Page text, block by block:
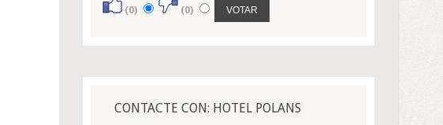
(0) (0)
CONTACTE CON: HOTEL POLANS